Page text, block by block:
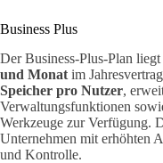
Business Plus
Der Business-Plus-Plan
und Monat im
Speicher pro Nutzer,
Verwaltungsfunktionen
Werkzeuge zur Verfügung.
Unternehmen mit erhöhten
und Kontrolle.